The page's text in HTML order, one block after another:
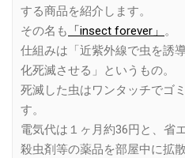
する商品を紹介します。
その名も
「insect forever」 。
仕組みは「近紫外線で虫を誘
化死滅させる」というもの。
死滅した虫はワンタッチでゴ
す。
電気代は１ヶ月約36円と、省
殺虫剤等の薬品を部屋中に拡